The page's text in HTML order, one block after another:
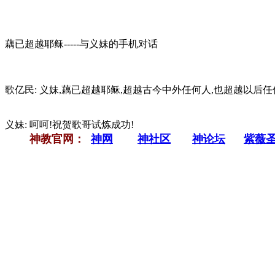
藕已超越耶稣-----与义妹的手机对话
歌亿民: 义妹,藕已超越耶稣,超越古今中外任何人,也超越以后
义妹: 呵呵!祝贺歌哥试炼成功!